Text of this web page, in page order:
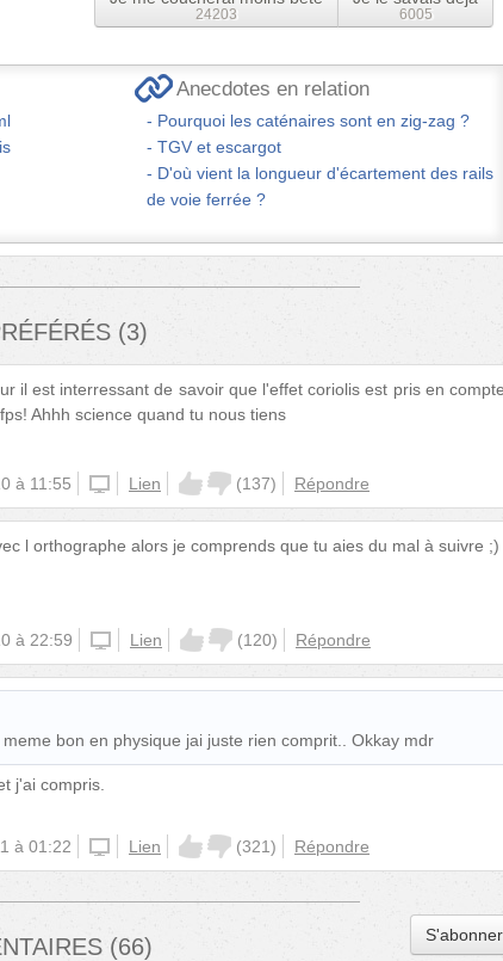
24203 6005
Anecdotes en relation
Pourquoi les caténaires sont en zig-zag ?
TGV et escargot
D'où vient la longueur d'écartement des rails
de voie ferrée ?
(3)
il est interressant de savoir que l'effet coriolis est pris en compte
Ahhh science quand tu nous tiens
à 11:55 unknown
Lien (137) Répondre
l orthographe alors je comprends que tu aies du mal à suivre ;)
à 22:59 unknown
Lien (120) Répondre
bon en physique jai juste rien comprit.. Okkay mdr
j'ai compris.
à 01:22 unknown
Lien (321) Répondre
(66) S'abonner